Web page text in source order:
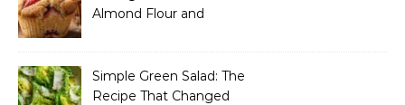
Almond Flour and
Simple Green Salad: The
Recipe That Changed